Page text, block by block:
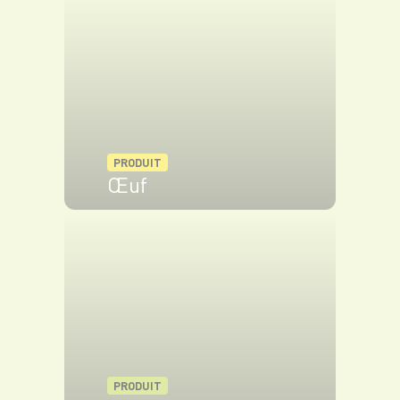
PRODUIT
Œuf
PRODUIT